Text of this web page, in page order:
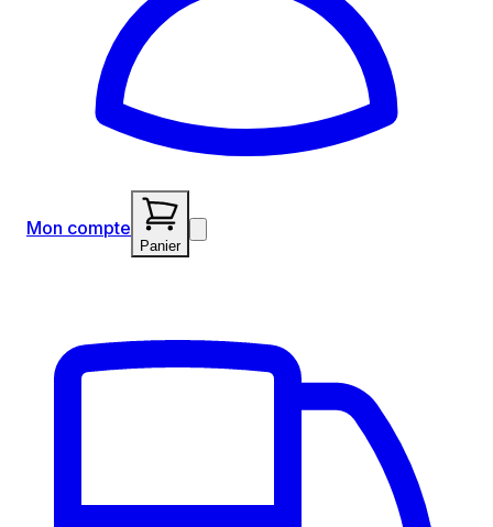
Mon compte
Panier